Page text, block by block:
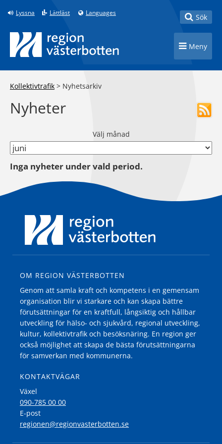
Till innehåll på sidan
Lyssna Lättläst Languages Toggle
Sök
Toggle
Meny
Kollektivtrafik > Nyhetsarkiv
Nyheter
Välj månad
Inga nyheter under vald period.
OM REGION VÄSTERBOTTEN
Genom att samla kraft och kompetens i en gemensam
organisation blir vi starkare och kan skapa bättre
förutsättningar för en kraftfull, långsiktig och hållbar
utveckling för hälso- och sjukvård, regional utveckling,
kultur, kollektivtrafik och besöksnäring. En region ger
också möjlighet att skapa de bästa förutsättningarna
för samverkan med kommunerna.
KONTAKTVÄGAR
Växel
090-785 00 00
E-post
regionen@regionvasterbotten.se